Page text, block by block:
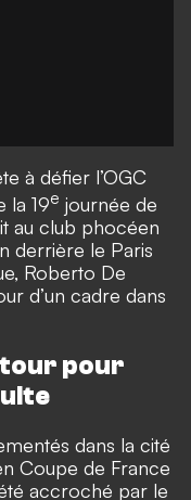
à défier l’OGC
la 19e journée de
au club phocéen
derrière le Paris
Roberto De
d’un cadre dans
pour
dans la cité
Coupe de France
accroché par le